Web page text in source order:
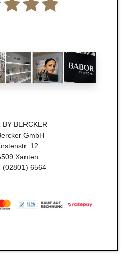
BY BERCKER
GmbH
12
Xanten
(02801) 6564